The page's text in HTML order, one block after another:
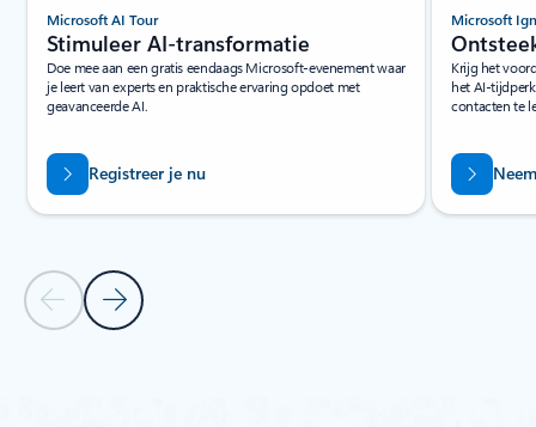
Vorige diaVolgende dia
Microsoft AI Tour
Stimuleer AI-transformatie
Doe mee aan een gratis eendaags Microsoft-evenement waar
je leert van experts en praktische ervaring opdoet met
geavanceerde AI.
Registreer je nu
Microsoft
Krijg het
het AI-
contacten te